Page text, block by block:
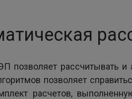
позволяет рассчитывать
позволяет
расчетов,